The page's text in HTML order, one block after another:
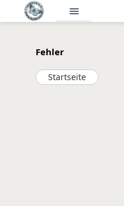
menu
Fehler
Startseite